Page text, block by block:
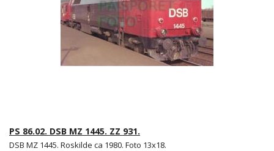
PS 86.02. DSB MZ 1445. ZZ 931.
DSB MZ 1445. Roskilde ca 1980. Foto 13x18.